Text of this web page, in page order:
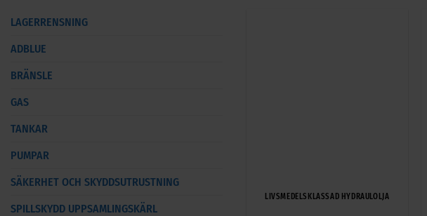
LAGERRENSNING
ADBLUE
BRÄNSLE
GAS
TANKAR
PUMPAR
SÄKERHET OCH SKYDDSUTRUSTNING
SPILLSKYDD UPPSAMLINGSKÄRL
LIVSMEDELSKLASSAD HYDRAULOLJA